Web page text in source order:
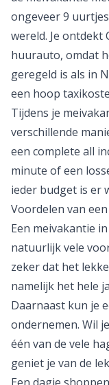
de meivakantie
ongeveer 9
wereld. Je
huurauto, omdat
geregeld is als in
een hoop
Tijdens je
verschillende
een complete
all
minute of een
ieder budget is er
natuurlijk vele
zeker dat het
namelijk het hele
Daarnaast kun je
ondernemen. Wil
één van de vele
geniet je van de